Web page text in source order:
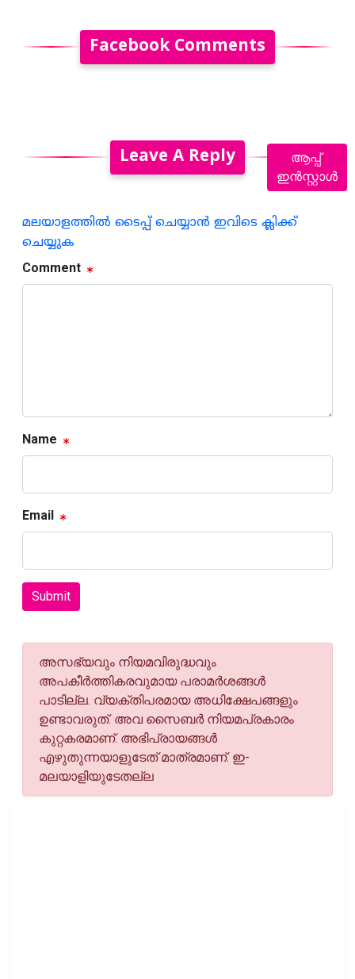
Facebook Comments
Leave A Reply
മലയാളത്തില്‍ ടൈപ്പ് ചെയ്യാന്‍ ഇവിടെ ക്ലിക്ക്
ചെയ്യുക
Comment
Name
Email
Submit
അസഭ്യവും നിയമവിരുദ്ധവും
അപകീര്‍ത്തികരവുമായ പരാമര്‍ശങ്ങള്‍
പാടില്ല. വ്യക്തിപരമായ അധിക്ഷേപങ്ങളും
ഉണ്ടാവരുത്. അവ സൈബര്‍ നിയമപ്രകാരം
കുറ്റകരമാണ്. അഭിപ്രായങ്ങള്‍
എഴുതുന്നയാളുടേത് മാത്രമാണ്. ഇ-
മലയാളിയുടേതല്ല
ആപ്പ്
ഇൻസ്റ്റാൾ